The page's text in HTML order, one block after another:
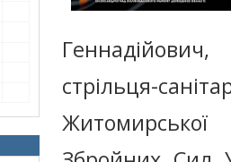
стрільця-